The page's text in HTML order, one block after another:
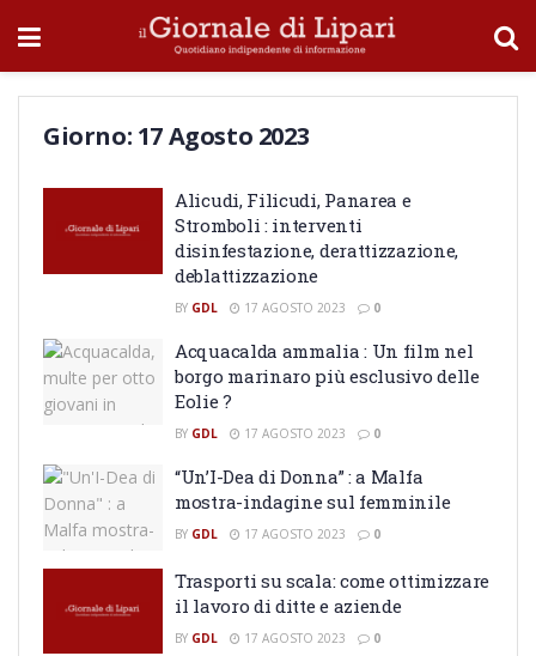
Giorno: 17 Agosto 2023
Alicudi, Filicudi, Panarea e
Stromboli : interventi
disinfestazione, derattizzazione,
deblattizzazione
BY GDL 17 AGOSTO 2023 0
Acquacalda ammalia : Un film nel
borgo marinaro più esclusivo delle
Eolie ?
BY GDL 17 AGOSTO 2023 0
“Un’I-Dea di Donna” : a Malfa
mostra-indagine sul femminile
BY GDL 17 AGOSTO 2023 0
Trasporti su scala: come ottimizzare
il lavoro di ditte e aziende
BY GDL 17 AGOSTO 2023 0